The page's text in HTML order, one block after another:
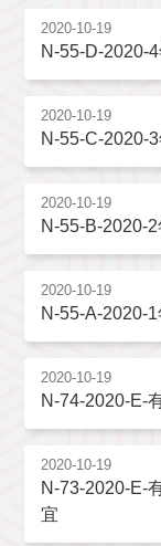
2020-10-19
N-55-D-2020-
2020-10-19
N-55-C-2020-
2020-10-19
N-55-B-2020-
2020-10-19
N-55-A-2020-
2020-10-19
N-74-2020-E-
2020-10-19
N-73-2020-E-
宜